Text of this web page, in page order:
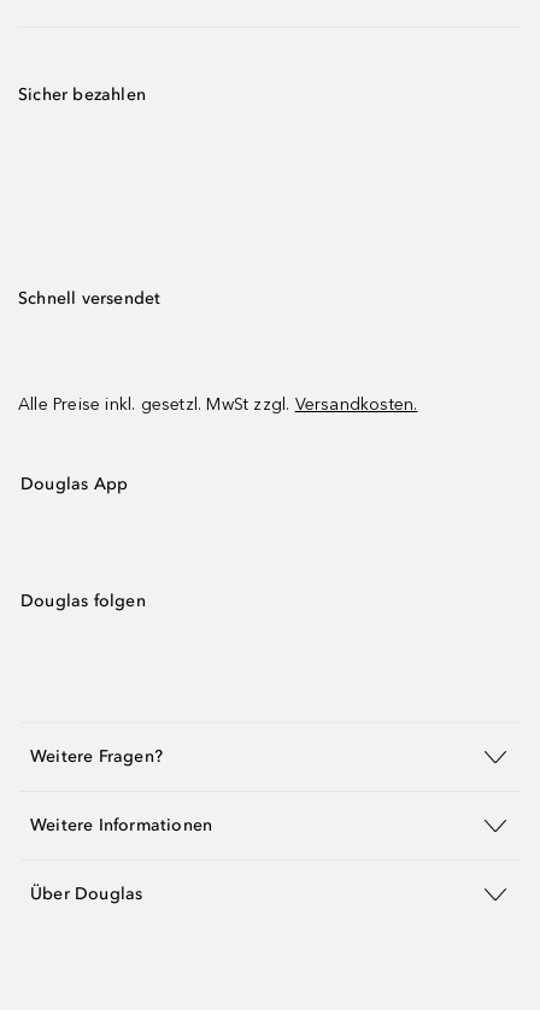
Sicher bezahlen
Schnell versendet
Alle Preise inkl. gesetzl. MwSt zzgl. Versandkosten.
Douglas App
Douglas folgen
Weitere Fragen?
Weitere Informationen
Über Douglas